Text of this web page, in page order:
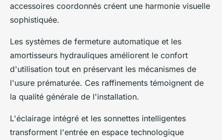
accessoires coordonnés créent une harmonie visuelle
sophistiquée.
Les systèmes de fermeture automatique et les
amortisseurs hydrauliques améliorent le confort
d'utilisation tout en préservant les mécanismes de
l'usure prématurée. Ces raffinements témoignent de
la qualité générale de l'installation.
L'éclairage intégré et les sonnettes intelligentes
transforment l'entrée en espace technologique